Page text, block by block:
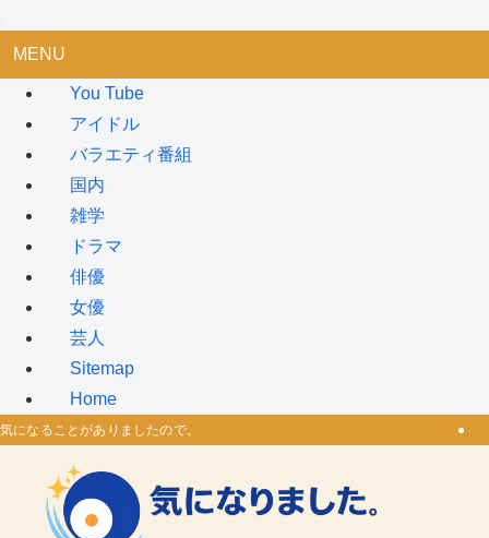
MENU
You Tube
アイドル
バラエティ番組
国内
雑学
ドラマ
俳優
女優
芸人
Sitemap
Home
気になることがありましたので。